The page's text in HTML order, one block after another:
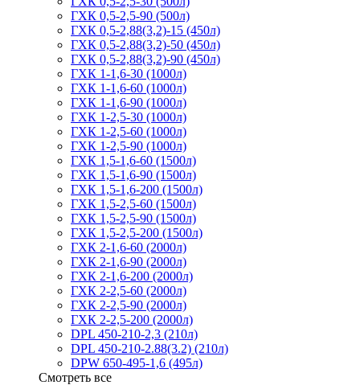
ГХК 0,5-2,5-90 (500л)
ГХК 0,5-2,88(3,2)-15 (450л)
ГХК 0,5-2,88(3,2)-50 (450л)
ГХК 0,5-2,88(3,2)-90 (450л)
ГХК 1-1,6-30 (1000л)
ГХК 1-1,6-60 (1000л)
ГХК 1-1,6-90 (1000л)
ГХК 1-2,5-30 (1000л)
ГХК 1-2,5-60 (1000л)
ГХК 1-2,5-90 (1000л)
ГХК 1,5-1,6-60 (1500л)
ГХК 1,5-1,6-90 (1500л)
ГХК 1,5-1,6-200 (1500л)
ГХК 1,5-2,5-60 (1500л)
ГХК 1,5-2,5-90 (1500л)
ГХК 1,5-2,5-200 (1500л)
ГХК 2-1,6-60 (2000л)
ГХК 2-1,6-90 (2000л)
ГХК 2-1,6-200 (2000л)
ГХК 2-2,5-60 (2000л)
ГХК 2-2,5-90 (2000л)
ГХК 2-2,5-200 (2000л)
DPL 450-210-2,3 (210л)
DPL 450-210-2.88(3.2) (210л)
DPW 650-495-1,6 (495л)
Смотреть все